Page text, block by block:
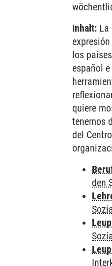
Inhalt: La
los
español
quiere
tenemos
del
den